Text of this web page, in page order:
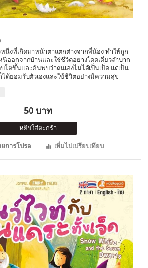
หนึ่งที่เกิดมาหน้าตาแตกต่างจากพี่น้อง ทำให้ถูก
นีออกจากบ้านและใช้ชีวิตอย่างโดดเดี่ยวลำบาก
บโตขึ้นและค้นพบว่าตนเองไม่ได้เป็นเป็ด แต่เป็น
ด้ยอมรับตัวเองและใช้ชีวิตอย่างมีความสุข
50 บาท
หยิบใส่ตะกร้า
ยการโปรด
เพิ่มไปเปรียบเทียบ